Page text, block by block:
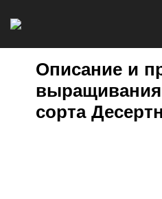
Описание и
сорта